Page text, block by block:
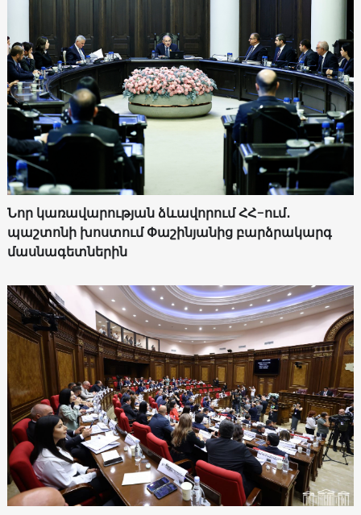
Նոր կառավարության ձևավորում ՀՀ-ում․
պաշտոնի խոստում Փաշինյանից բարձրակարգ
մասնագետներին